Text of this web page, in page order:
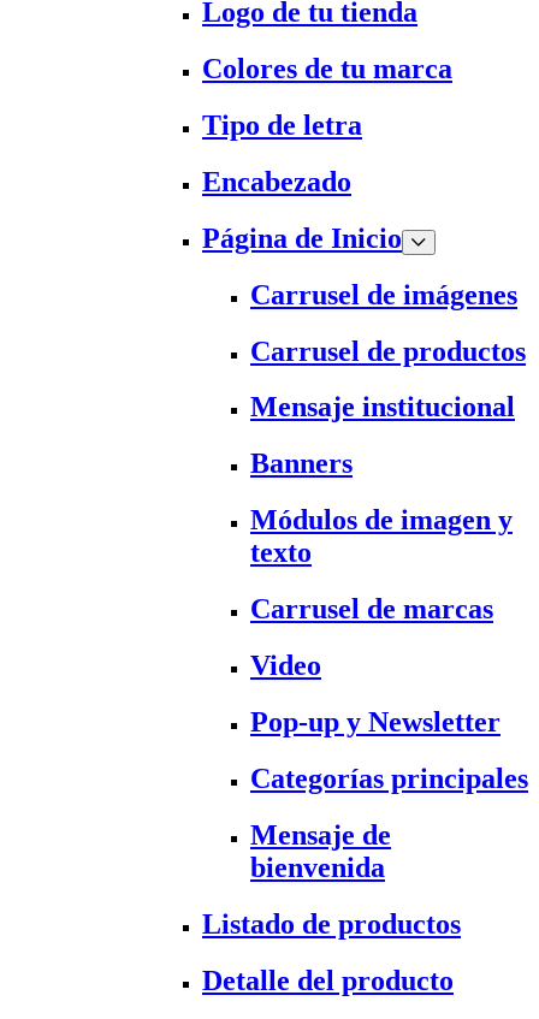
Logo de tu tienda
Colores de tu marca
Tipo de letra
Encabezado
Página de Inicio
Carrusel de imágenes
Carrusel de productos
Mensaje institucional
Banners
Módulos de imagen y
texto
Carrusel de marcas
Video
Pop-up y Newsletter
Categorías principales
Mensaje de
bienvenida
Listado de productos
Detalle del producto